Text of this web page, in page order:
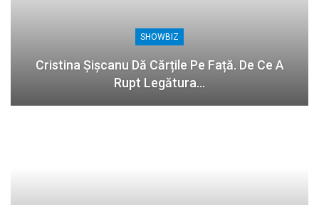
SHOWBIZ
Cristina Șișcanu Dă Cărțile Pe Față. De Ce A
Rupt Legătura…